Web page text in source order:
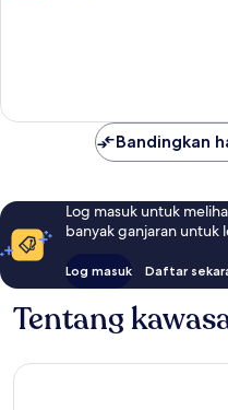
Bandingkan
Log masuk untuk
banyak ganjaran untuk
Log masuk Daftar
Tentang